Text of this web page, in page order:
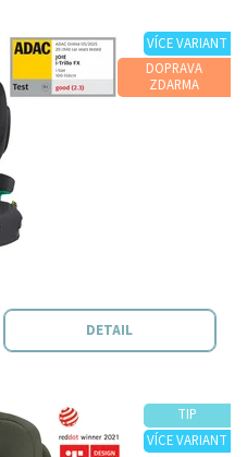
VÍCE VARIANT
DOPRAVA
ZDARMA
Skladem
DETAIL
TIP
VÍCE VARIANT